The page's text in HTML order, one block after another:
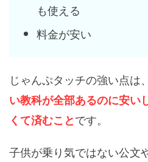
も使える
料金が安い
じゃんぷタッチの強い点は、
い教科が全部あるのに安い
くて済むことです。
子供が乗り気ではない公文